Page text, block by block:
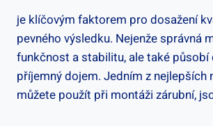
je klíčovým faktorem pro dosažení
pevného výsledku. Nejenže správná
funkčnost a stabilitu, ale také
příjemný dojem. Jedním z nejlepších
můžete použít při montáži zárubní,